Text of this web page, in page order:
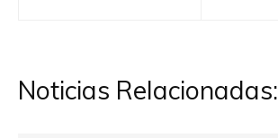
Noticias Relacionadas: